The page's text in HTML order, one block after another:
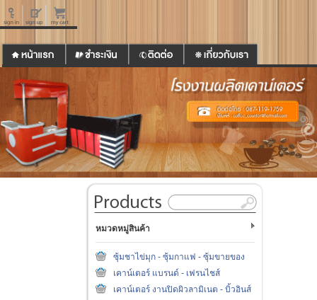
หมวดหมู่สินค้า
ซุ้มชาไข่มุก - ซุ้มกาแฟ - ซุ้มขายของ
เคาน์เตอร์ แบรนด์ - เฟรนไชส์
เคาน์เตอร์ งานปิดผิวลามิเนต - บิ้วอินส์